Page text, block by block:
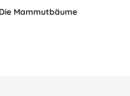
Mammutbäume